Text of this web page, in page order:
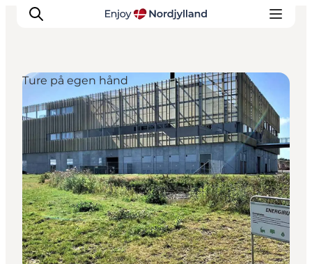
Oplevelser og aktiviteter
Planlæg din tur
Byer og steder
Guides
Det sker
For børn
Ture på egen hånd